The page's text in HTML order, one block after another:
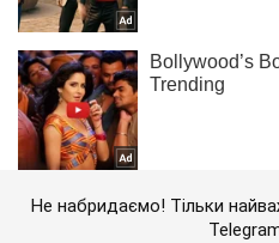
Не набридаємо! Тільки